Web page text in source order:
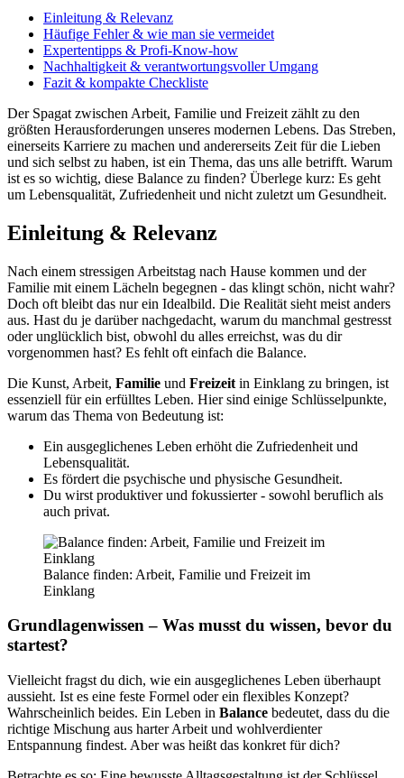
Einleitung & Relevanz
Häufige Fehler & wie man sie vermeidet
Expertentipps & Profi-Know-how
Nachhaltigkeit & verantwortungsvoller Umgang
Fazit & kompakte Checkliste
Der Spagat zwischen Arbeit, Familie und Freizeit zählt zu den
größten Herausforderungen unseres modernen Lebens. Das Streben,
einerseits Karriere zu machen und andererseits Zeit für die Lieben
und sich selbst zu haben, ist ein Thema, das uns alle betrifft. Warum
ist es so wichtig, diese Balance zu finden? Überlege kurz: Es geht
um Lebensqualität, Zufriedenheit und nicht zuletzt um Gesundheit.
Einleitung & Relevanz
Nach einem stressigen Arbeitstag nach Hause kommen und der
Familie mit einem Lächeln begegnen - das klingt schön, nicht wahr?
Doch oft bleibt das nur ein Idealbild. Die Realität sieht meist anders
aus. Hast du je darüber nachgedacht, warum du manchmal gestresst
oder unglücklich bist, obwohl du alles erreichst, was du dir
vorgenommen hast? Es fehlt oft einfach die Balance.
Die Kunst, Arbeit, Familie und Freizeit in Einklang zu bringen, ist
essenziell für ein erfülltes Leben. Hier sind einige Schlüsselpunkte,
warum das Thema von Bedeutung ist:
Ein ausgeglichenes Leben erhöht die Zufriedenheit und
Lebensqualität.
Es fördert die psychische und physische Gesundheit.
Du wirst produktiver und fokussierter - sowohl beruflich als
auch privat.
Balance finden: Arbeit, Familie und Freizeit im
Einklang
Grundlagenwissen – Was musst du wissen, bevor du
startest?
Vielleicht fragst du dich, wie ein ausgeglichenes Leben überhaupt
aussieht. Ist es eine feste Formel oder ein flexibles Konzept?
Wahrscheinlich beides. Ein Leben in Balance bedeutet, dass du die
richtige Mischung aus harter Arbeit und wohlverdienter
Entspannung findest. Aber was heißt das konkret für dich?